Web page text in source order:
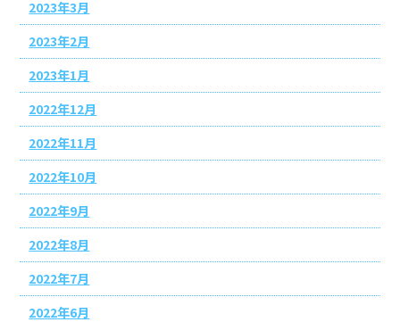
2023年3月
2023年2月
2023年1月
2022年12月
2022年11月
2022年10月
2022年9月
2022年8月
2022年7月
2022年6月